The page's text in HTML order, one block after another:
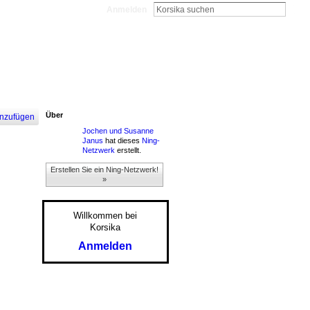
Über
Jochen und Susanne
Janus hat dieses Ning-
Netzwerk erstellt.
Erstellen Sie ein Ning-Netzwerk!
»
Willkommen bei
Korsika
Anmelden